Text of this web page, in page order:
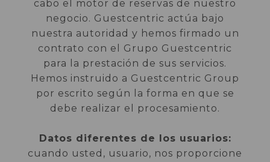
cabo el motor de reservas de nuestro
negocio. Guestcentric actúa bajo
nuestra autoridad y hemos firmado un
contrato con el Grupo Guestcentric
para la prestación de sus servicios.
Hemos instruido a Guestcentric Group
por escrito según la forma en que se
debe realizar el procesamiento.
Datos diferentes de los usuarios:
cuando usted, usuario, nos proporcione